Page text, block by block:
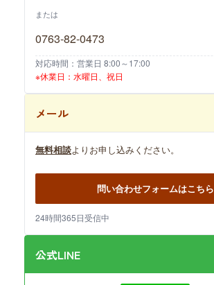
または
0763-82-0473
対応時間：営業日 8:00～17:00
※休業日：水曜日、祝日
メール
無料相談よりお申し込みください。
問い合わせフォームはこちら
24時間365日受信中
公式LINE